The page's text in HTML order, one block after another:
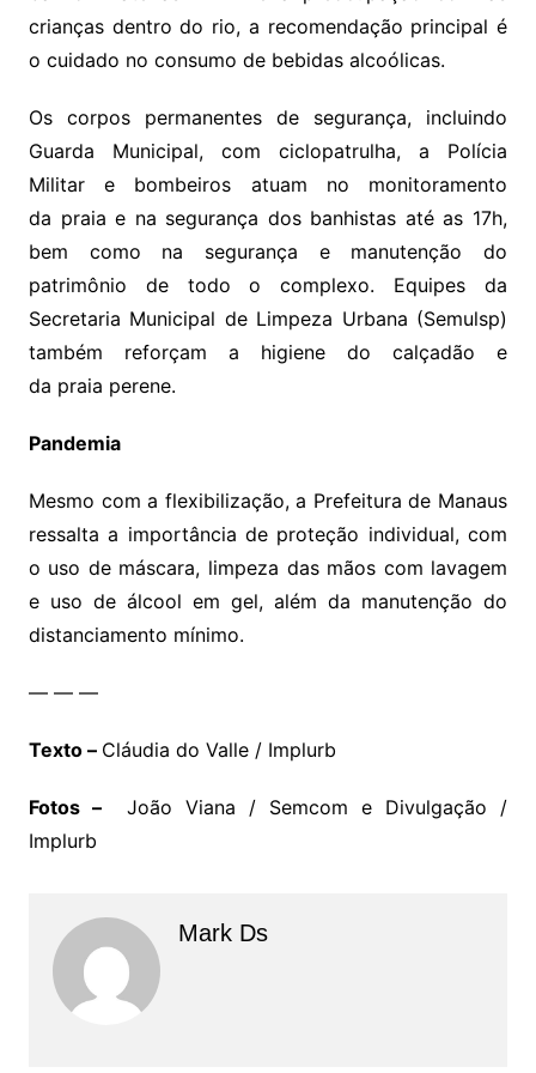
crianças dentro do rio, a recomendação principal é
o cuidado no consumo de bebidas alcoólicas.
Os corpos permanentes de segurança, incluindo
Guarda Municipal, com ciclopatrulha, a Polícia
Militar e bombeiros atuam no monitoramento
da praia e na segurança dos banhistas até as 17h,
bem como na segurança e manutenção do
patrimônio de todo o complexo. Equipes da
Secretaria Municipal de Limpeza Urbana (Semulsp)
também reforçam a higiene do calçadão e
da praia perene.
Pandemia
Mesmo com a flexibilização, a Prefeitura de Manaus
ressalta a importância de proteção individual, com
o uso de máscara, limpeza das mãos com lavagem
e uso de álcool em gel, além da manutenção do
distanciamento mínimo.
— — —
Texto – Cláudia do Valle / Implurb
Fotos –
João Viana / Semcom e Divulgação /
Implurb
Mark Ds